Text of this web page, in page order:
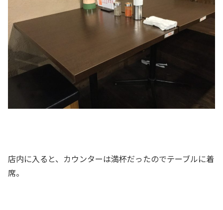
店内に入ると、カウンターは満杯だったのでテーブルに着
席。